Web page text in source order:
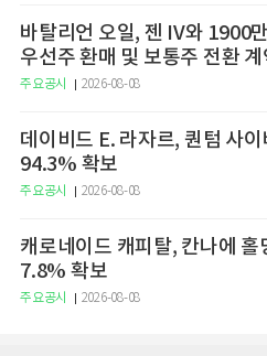
바탈리언 오일, 젠 IV와 1900
우선주 환매 및 보통주 전환 계
주요공시 2026-08-08
데이비드 E. 라자르, 퀀텀 사이
94.3% 확보
주요공시 2026-08-08
캐로네이드 캐피탈, 칸나에 홀
7.8% 확보
주요공시 2026-08-08